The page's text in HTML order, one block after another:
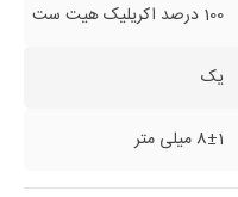
100 درصد اکریلیک هیت ست
یک
8±1 میلی متر